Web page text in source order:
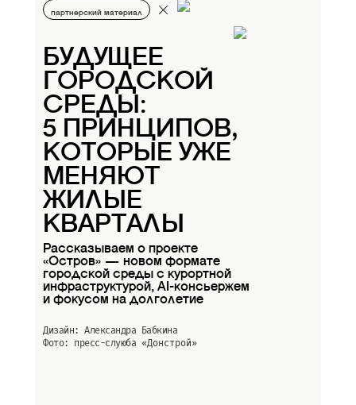
партнерский материал
БУДУЩЕЕ
ГОРОДСКОЙ
СРЕДЫ:
5 ПРИНЦИПОВ,
КОТОРЫЕ УЖЕ
МЕНЯЮТ
ЖИЛЫЕ
КВАРТАЛЫ
Рассказываем о проекте
«Остров» — новом формате
городской среды с курортной
инфраструктурой, AI-консьержем
и фокусом на долголетие
Дизайн: Александра Бабкина
Фото: пресс-слуюба «Донстрой»